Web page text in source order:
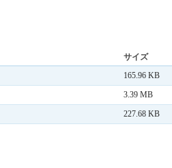
サイズ
165.96 KB
3.39 MB
227.68 KB